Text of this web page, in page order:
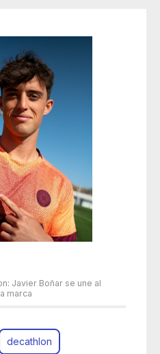
Javier Boñar se une al
marca
decathlon